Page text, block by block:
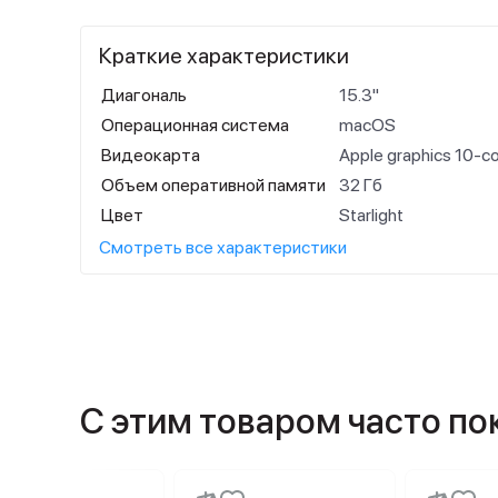
Краткие характеристики
Диагональ
15.3"
Операционная система
macOS
Видеокарта
Apple graphics 10-
Объем оперативной памяти
32 Гб
Цвет
Starlight
Смотреть все характеристики
С этим товаром часто